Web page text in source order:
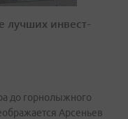
лучших инвест-
до горнолыжного
Арсеньев